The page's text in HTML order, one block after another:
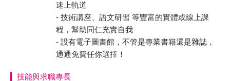
速上軌道
- 技術講座、語文研習 等豐富的實體或線上課
程，幫助同仁充實自我
- 設有電子圖書館，不管是專業書籍還是雜誌，
通通免費任你選擇！
技能與求職專長